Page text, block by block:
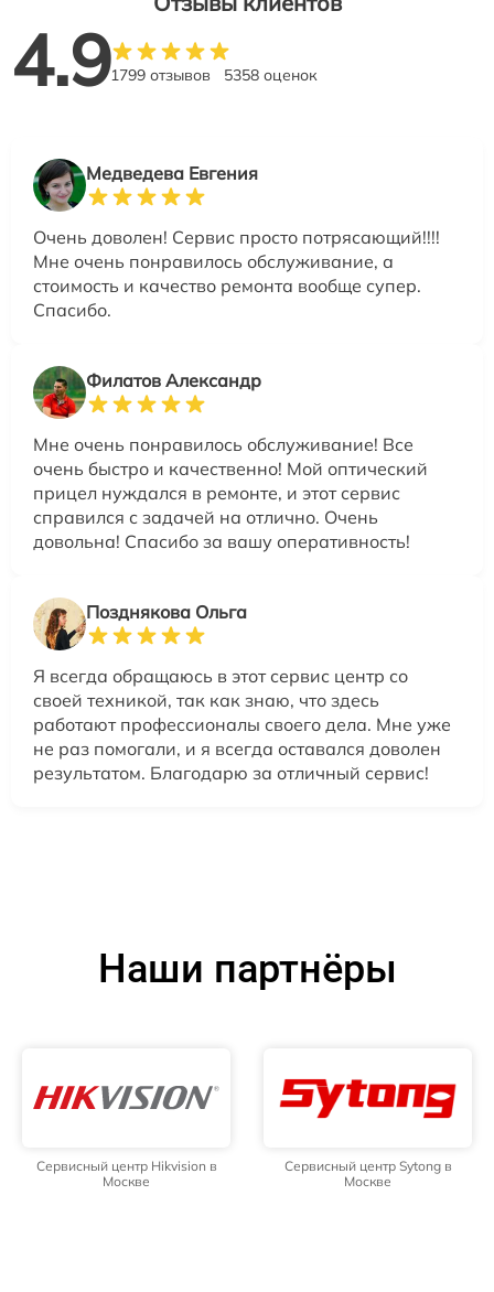
4.91799 отзывов 5358 оценок
Медведева Евгения
Очень доволен! Сервис просто потрясающий!!!!
Мне очень понравилось обслуживание, а
стоимость и качество ремонта вообще супер.
Спасибо.
Филатов Александр
Мне очень понравилось обслуживание! Все
очень быстро и качественно! Мой оптический
прицел нуждался в ремонте, и этот сервис
справился с задачей на отлично. Очень
довольна! Спасибо за вашу оперативность!
Позднякова Ольга
Я всегда обращаюсь в этот сервис центр со
своей техникой, так как знаю, что здесь
работают профессионалы своего дела. Мне уже
не раз помогали, и я всегда оставался доволен
результатом. Благодарю за отличный сервис!
Наши партнёры
Сервисный центр Hikvision в
Москве
Сервисный центр Sytong в
Москве